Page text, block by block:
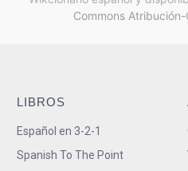
Commons
LIBROS
Español en 3-2-1
Spanish To The Point